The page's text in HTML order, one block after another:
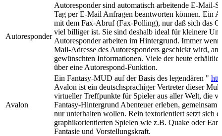
Autoresponder
Autoresponder sind automatisch arbeitende E-Mail-
Tag per E-Mail Anfragen beantworten können. Ein
mit dem Fax-Abruf (Fax-Polling), nur daß sich das
viel billiger ist. Sie sind deshalb ideal für kleinere
Autoresponder arbeiten im Hintergrund. Immer
Mail-Adresse des Autoresponders geschickt wird,
gewünschten Informationen. Viele der heute
über eine Autorespond-Funktion.
Avalon
Ein Fantasy-MUD auf der Basis des legendären "
Avalon ist ein deutschsprachiger Vertreter dieser
virtueller Treffpunkte für Spieler aus aller Welt, die
Fantasy-Hintergrund Abenteuer erleben, gemeinsam
nur unterhalten wollen. Rein textorientiert setzt sich
graphikorientierten Spielen wie z.B. Quake oder
Fantasie und Vorstellungskraft.